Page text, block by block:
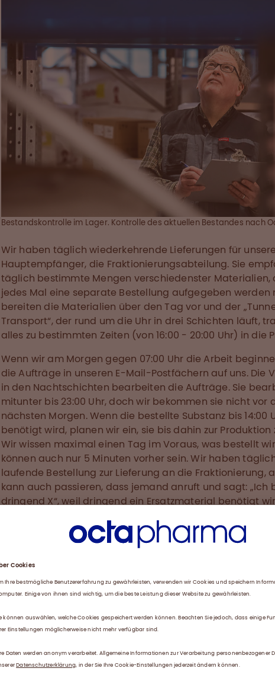
Bestandskontrolle im Lager. Kontrolle des aktuellen Bestandes nach
Wir haben täglich wiederkehrende Lieferungen für
Hauptempfänger, die Fraktionierungsabteilung. Sie
täglich bestimmte Mengen verschiedenster Materialien,
jedes Mal eine separate Bestellung aufgegeben werden
bereiten die Materialien über den Tag vor und der
Transport“, der rund um die Uhr in drei Schichten läuft,
alles zu bestimmten Zeiten (von 16:00 - 20:00 Uhr) in die
Wenn wir am Morgen gegen 07:00 Uhr die Arbeit
die Aufträge in unseren E-Mail-Postfächern auf uns. Die
in den Nachtschichten bearbeiten die Aufträge. Sie
mitunter bis 23:00 Uhr, doch wir bekommen sie nicht vor
nächsten Morgen. Wenn die bestellte Substanz bis 14:00
benötigt wird, planen wir ein, sie bis dahin zur Produktion
Wir wissen maximal einen Tag im Voraus, was bestellt
können auch nur 5 Minuten vorher sein. Wir haben
laufende Bestellung zur Lieferung an die Fraktionierung,
kann auch passieren, dass jemand anruft und sagt: „Ich
dringend X“, weil dringend ein Ersatzmaterial benötigt
Wir haben ungefähr 400 verschiedene Materialien auf
Müllcontainer, Pappschachteln, Müllbeutel, Papier,
Tryptophan und Octansäure (zwei wichtige
Stabilisierung von Albumin). Wir handhaben Zusatzstoffe,
Filterkerzen, Filterbetten und Probenentnahmegefäßen.
Filterhilfsmittel, Essigsäure, Dinatriumphosphat,
Natriumchlorid, Natriumhydroxid, Filterbetten, Filterpapier,